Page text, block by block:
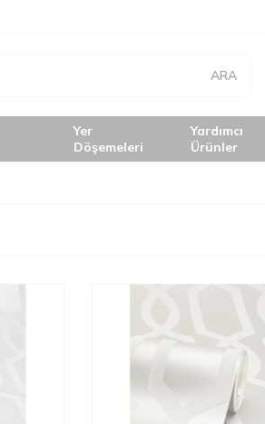
ARA
Yer
Döşemeleri
Yardımcı
Ürünler